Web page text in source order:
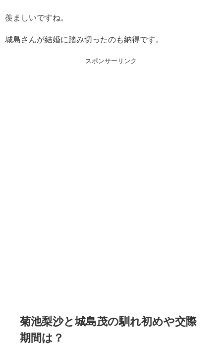
羨ましいですね。
城島さんが結婚に踏み切ったのも納得です。
スポンサーリンク
菊池梨沙と城島茂の馴れ初めや交際
期間は？